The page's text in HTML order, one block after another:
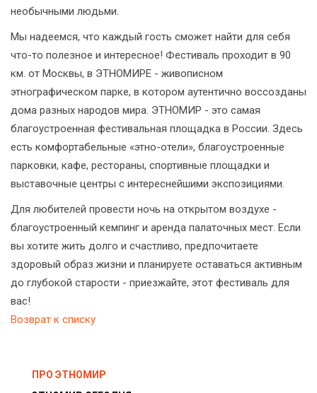
необычными людьми.
Мы надеемся, что каждый гость сможет найти для себя
что-то полезное и интересное! Фестиваль проходит в 90
км. от Москвы, в ЭТНОМИРЕ - живописном
этнографическом парке, в котором аутентично воссозданы
дома разных народов мира. ЭТНОМИР - это самая
благоустроенная фестивальная площадка в России. Здесь
есть комфортабельные «этно-отели», благоустроенные
парковки, кафе, рестораны, спортивные площадки и
выставочные центры с интереснейшими экспозициями.
Для любителей провести ночь на открытом воздухе -
благоустроенный кемпинг и аренда палаточных мест. Если
вы хотите жить долго и счастливо, предпочитаете
здоровый образ жизни и планируете оставаться активным
до глубокой старости - приезжайте, этот фестиваль для
вас!
Возврат к списку
ПРО ЭТНОМИР